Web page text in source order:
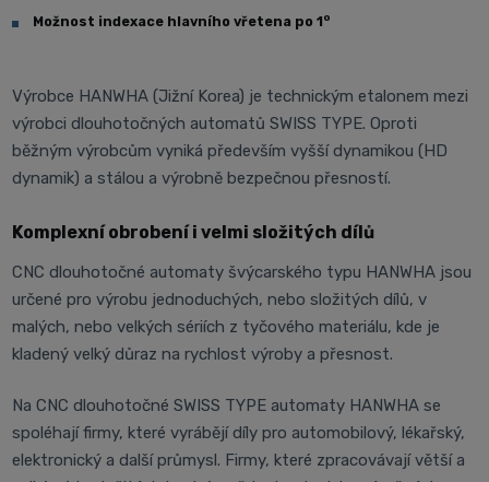
Možnost indexace hlavního vřetena po 1o
Výrobce HANWHA (Jižní Korea) je technickým etalonem mezi
výrobci dlouhotočných automatů SWISS TYPE. Oproti
běžným výrobcům vyniká především vyšší dynamikou (HD
dynamik) a stálou a výrobně bezpečnou přesností.
Komplexní obrobení i velmi složitých dílů
CNC dlouhotočné automaty švýcarského typu HANWHA jsou
určené pro výrobu jednoduchých, nebo složitých dílů, v
malých, nebo velkých sériích z tyčového materiálu, kde je
kladený velký důraz na rychlost výroby a přesnost.
Na CNC dlouhotočné SWISS TYPE automaty HANWHA se
spoléhají firmy, které vyrábějí díly pro automobilový, lékařský,
elektronický a další průmysl. Firmy, které zpracovávají větší a